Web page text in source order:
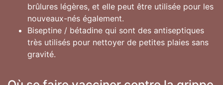
brûlures légères, et elle peut être utilisée pour les
nouveaux-nés également.
Biseptine / bétadine qui sont des antiseptiques
très utilisés pour nettoyer de petites plaies sans
gravité.